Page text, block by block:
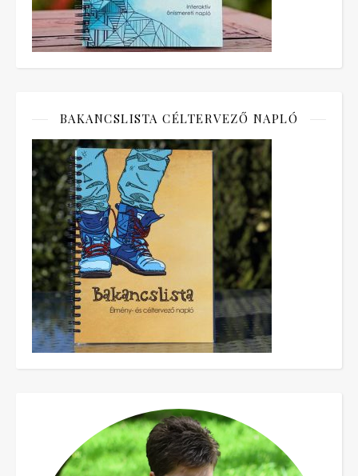
BAKANCSLISTA CÉLTERVEZŐ NAPLÓ